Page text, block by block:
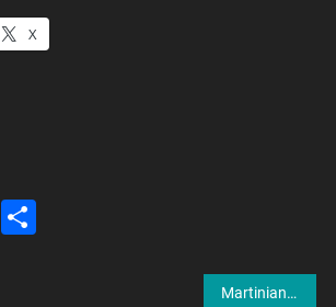
X
Share
Martiniano Molina: “Durante esta gestión no hubo un plan vinculado a la seguridad”